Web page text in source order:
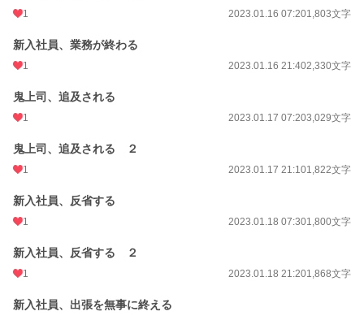
1 2023.01.16 07:201,803文字
新入社員、業務が終わる
1 2023.01.16 21:402,330文字
鬼上司、追及される
1 2023.01.17 07:203,029文字
鬼上司、追及される ２
1 2023.01.17 21:101,822文字
新入社員、反省する
1 2023.01.18 07:301,800文字
新入社員、反省する ２
1 2023.01.18 21:201,868文字
新入社員、出張を無事に終える